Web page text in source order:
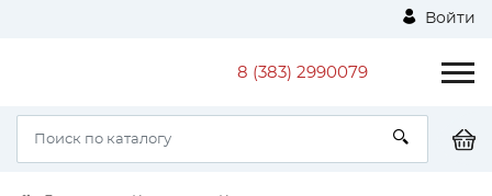
Войти
8 (383) 2990079